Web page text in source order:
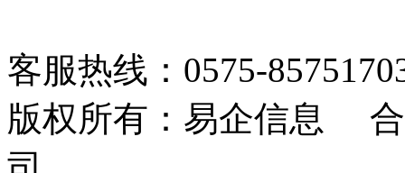
客服热线：0575-
版权所有：易企信息 合